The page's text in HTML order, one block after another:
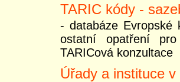
TARIC kódy -
- databáze Evropské
ostatní opatření
TARICová konzultace
Úřady a instituce